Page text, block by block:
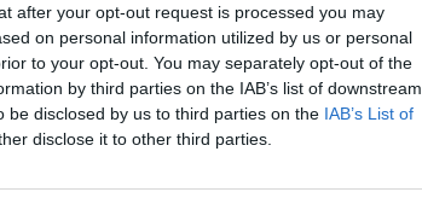
after your opt-out request is processed you may
on personal information utilized by us or personal
to your opt-out. You may separately opt-out of the
by third parties on the IAB’s list of downstream
be disclosed by us to third parties on the IAB’s List of
disclose it to other third parties.